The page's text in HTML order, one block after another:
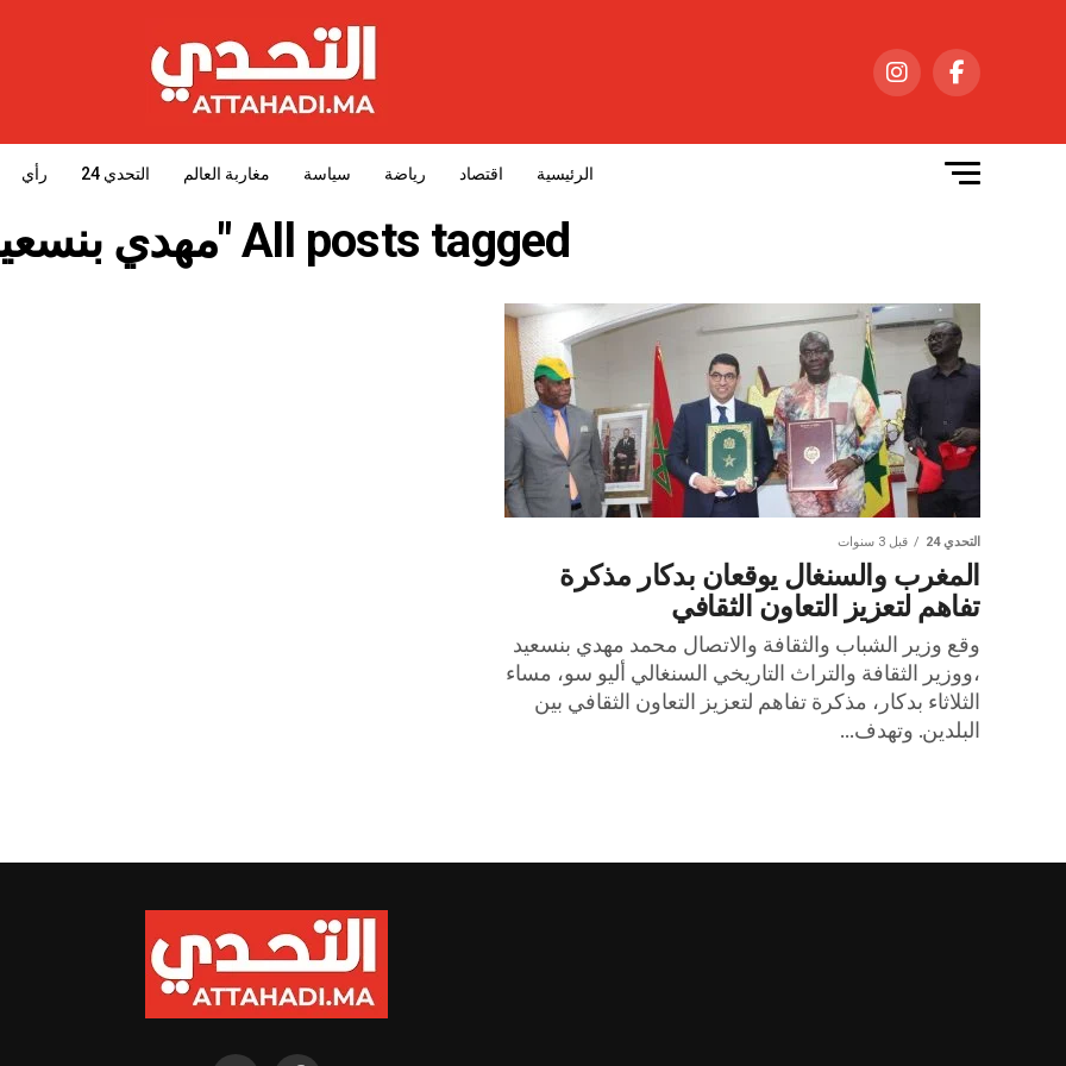
الرئيسية اقتصاد رياضة سياسة مغاربة العالم التحدي 24 رأي
All posts tagged "مهدي بنسعيد"
التحدي 24 قبل 3 سنوات
المغرب والسنغال يوقعان بدكار مذكرة
تفاهم لتعزيز التعاون الثقافي
وقع وزير الشباب والثقافة والاتصال محمد مهدي بنسعيد
،ووزير الثقافة والتراث التاريخي السنغالي أليو سو، مساء
الثلاثاء بدكار، مذكرة تفاهم لتعزيز التعاون الثقافي بين
البلدين. وتهدف...